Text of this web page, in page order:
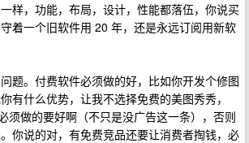
样，功能，布局，设计，性能都落伍，你说买
着一个旧软件用 20 年，还是永远订阅用新软
题。付费软件必须做的好，比如你开发个修图
有什么优势，让我不选择免费的美图秀秀，
须做的要好啊（不只是没广告这一条），否则
你说的对，有免费竞品还要让消费者掏钱，必